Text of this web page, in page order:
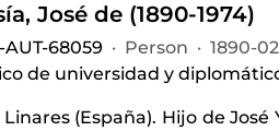
José de (1890-1974)
AUT-68059 · Person · 1890-
de universidad y
(España). Hijo de